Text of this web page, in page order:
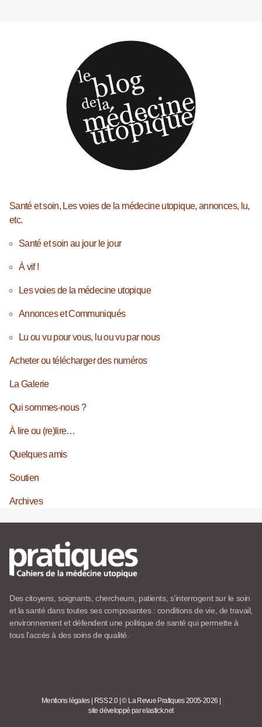
Santé et soin, Les voies de la médecine utopique, annonces, lu,
etc.
Santé et soin au jour le jour
À vif !
Les voies de la médecine utopique
Annonces et Communiqués
Lu ou vu pour vous, lu ou vu par nous
Acheter ou télécharger des numéros
La Galerie
Qui sommes-nous ?
À lire ou (re)lire…
Quelques amis
Soutien
Archives
Des citoyens, soignants, chercheurs, patients, s’interrogent sur le soin
et la santé dans toutes ses composantes : conditions de vie, de travail,
environnement et défendent une politique de santé qui permette à
tous l’accès à des soins de qualité.
Mentions légales RSS 2.0 |© La Revue Pratiques 2005-2026
site développé par elastick.net